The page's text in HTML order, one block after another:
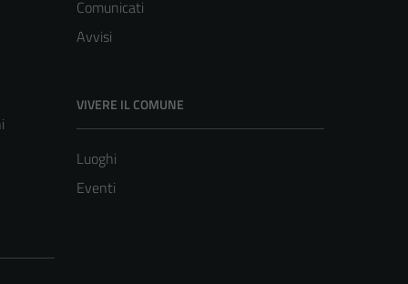
Comunicati
Avvisi
VIVERE IL COMUNE
Luoghi
Eventi